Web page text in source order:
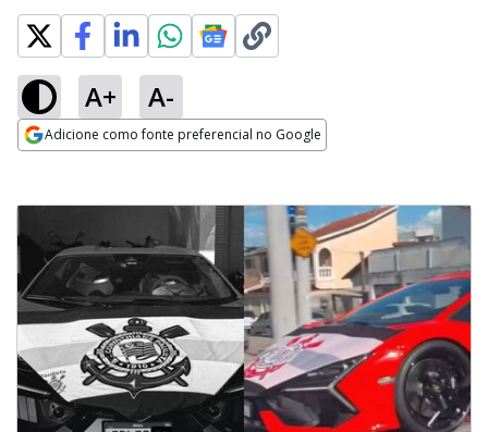
A+ A-
Adicione como fonte preferencial no Google